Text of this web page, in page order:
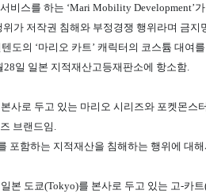
스를 하는 ‘Mari Mobility Development’
가 저작권 침해와 부정경쟁 행위라며 금
도의 ‘마리오 카트’ 캐릭터의 코스튬 대여
28일 일본 지적재산고등재판소에 항소함.
사로 두고 있는 마리오 시리즈와 포켓몬스
브랜드임.
함하는 지적재산을 침해하는 행위에 대
도쿄(Tokyo)를 본사로 두고 있는 고-카